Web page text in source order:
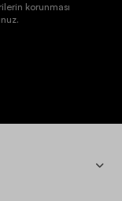
korunması